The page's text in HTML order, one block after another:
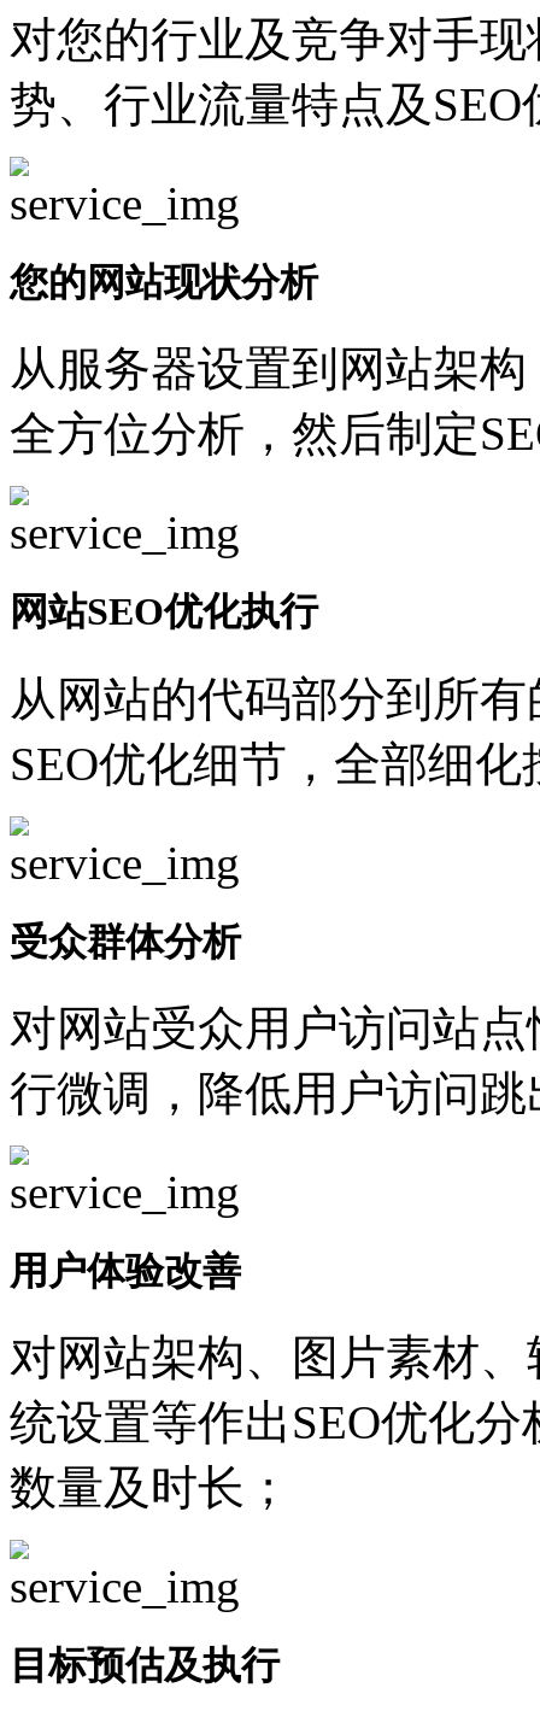
对您的行业及竞争对手
势、行业流量特点及
您的网站现状分析
从服务器设置到网站架
全方位分析，然后制定
网站SEO优化执行
从网站的代码部分到所
SEO优化细节，全部细
受众群体分析
对网站受众用户访问站
行微调，降低用户访问
用户体验改善
对网站架构、图片素材
统设置等作出SEO优化
数量及时长；
目标预估及执行